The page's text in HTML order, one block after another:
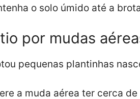
o solo úmido até a
por mudas
pequenas plantinhas
a muda aérea ter cerca